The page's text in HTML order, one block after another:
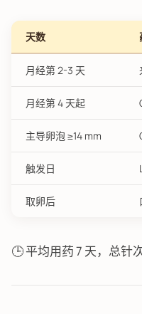
天数
月经第 2-3 天
月经第 4 天起
主导卵泡 ≥14 mm
触发日
取卵后
🕒 平均用药 7 天，总针